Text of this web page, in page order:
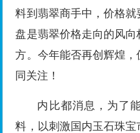
料到翡翠商手中，价格
盘是翡翠价格走向的风
方。今年能否再创辉煌
同关注！
内比都消息，为了
料，以刺激国内玉石珠宝